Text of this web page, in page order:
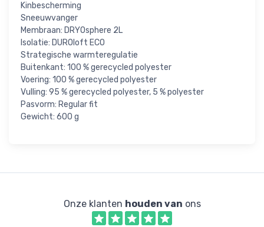
Kinbescherming
Sneeuwvanger
Membraan: DRYOsphere 2L
Isolatie: DUROloft ECO
Strategische warmteregulatie
Buitenkant: 100 % gerecycled polyester
Voering: 100 % gerecycled polyester
Vulling: 95 % gerecycled polyester, 5 % polyester
Pasvorm: Regular fit
Gewicht: 600 g
Onze klanten houden van ons